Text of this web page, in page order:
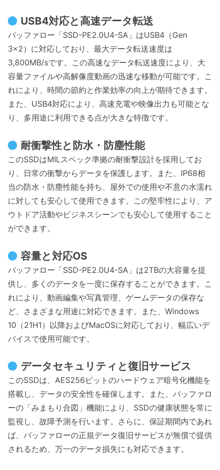
USB4対応と高速データ転送
バッファロー「SSD-PE2.0U4-SA」はUSB4（Gen
3×2）に対応しており、最大データ転送速度は
3,800MB/sです。この高速なデータ転送速度により、大
容量ファイルや高解像度動画の迅速な移動が可能です。こ
れにより、時間の節約と作業効率の向上が期待できます。
また、USB4対応により、高速充電や映像出力も可能とな
り、多用途に利用できる点が大きな特徴です。
耐衝撃性と防水・防塵性能
このSSDはMILスペック準拠の耐衝撃設計を採用してお
り、日常の衝撃からデータを保護します。また、IP68相
当の防水・防塵性能を持ち、屋外での使用や不意の水濡れ
に対しても安心して使用できます。この堅牢性により、ア
ウトドア活動やビジネスシーンでも安心して使用すること
ができます。
容量と対応OS
バッファロー「SSD-PE2.0U4-SA」は2TBの大容量を提
供し、多くのデータを一度に保存することができます。こ
れにより、動画編集や写真管理、ゲームデータの保存な
ど、さまざまな用途に対応できます。また、Windows
10（21H1）以降およびMacOSに対応しており、幅広いデ
バイスで使用可能です。
データセキュリティと復旧サービス
このSSDは、AES256ビットのハードウェア暗号化機能を
搭載し、データの安全性を確保します。また、バッファロ
ーの「みまもり合図」機能により、SSDの健康状態を常に
監視し、故障予測を行います。さらに、保証期間内であれ
ば、バッファローの正規データ復旧サービスが無償で提供
されるため、万一のデータ損失にも対応できます。